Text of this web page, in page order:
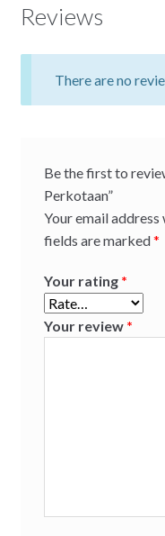
Reviews
There are no
Be the first to
Perkotaan”
Your email
fields are marked*
Your rating *
Your review *